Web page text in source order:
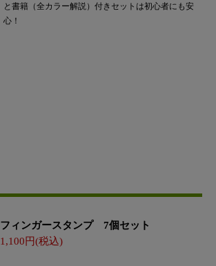
と書籍（全カラー解説）付きセットは初心者にも安
心！
フィンガースタンプ 7個セット
1,100